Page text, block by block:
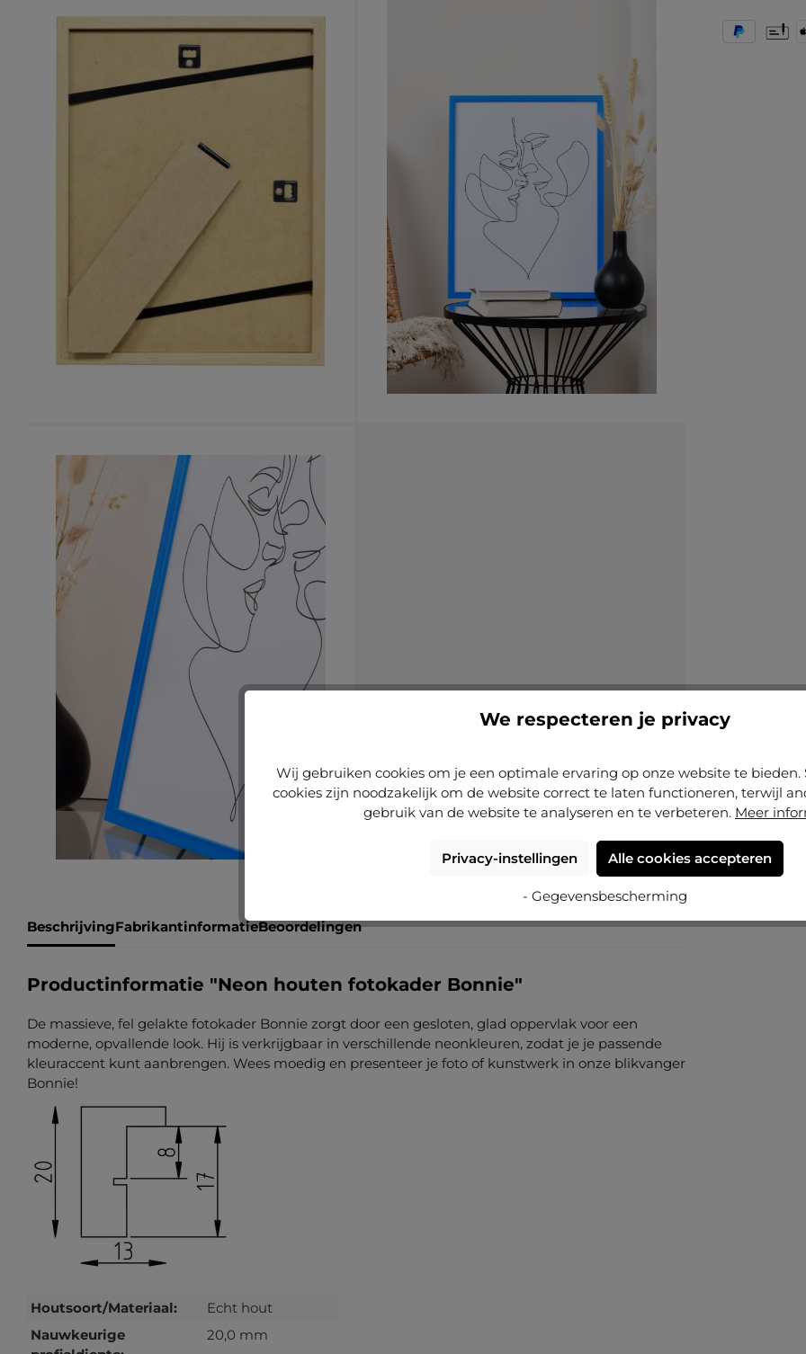
BeschrijvingFabrikantinformatieBeoordelingen
Productinformatie "Neon houten fotokader Bonnie"
De massieve, fel gelakte fotokader Bonnie zorgt door een gesloten, glad oppervlak voor een
moderne, opvallende look. Hij is verkrijgbaar in verschillende neonkleuren, zodat je je passende
kleuraccent kunt aanbrengen. Wees moedig en presenteer je foto of kunstwerk in onze blikvanger
Bonnie!
Houtsoort/Materiaal:
Echt hout
Nauwkeurige
20,0 mm
PayPal
We respecteren je privacy
Wij gebruiken cookies om je een optimale ervaring op onze website te bieden.
cookies zijn noodzakelijk om de website correct te laten functioneren, terwijl
gebruik van de website te analyseren en te verbeteren. Meer
Privacy-instellingen Alle cookies accepteren
- Gegevensbescherming